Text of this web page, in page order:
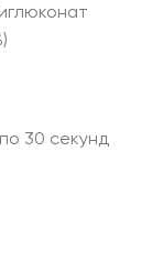
30 секунд